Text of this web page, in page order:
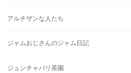
アルチザンな人たち
ジャムおじさんのジャム日記
ジュンチャバリ茶園